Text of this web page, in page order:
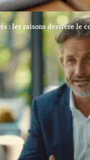
: les raisons derrière le